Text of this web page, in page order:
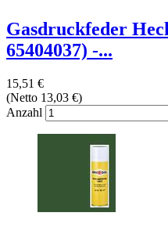
Gasdruckfeder
65404037) -...
15,51 €
(Netto 13,03 €)
Anzahl